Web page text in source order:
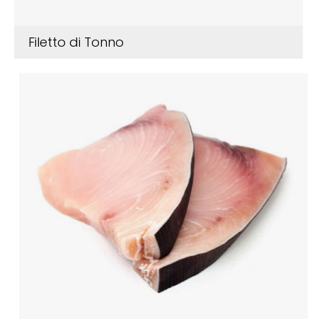
Filetto di Tonno